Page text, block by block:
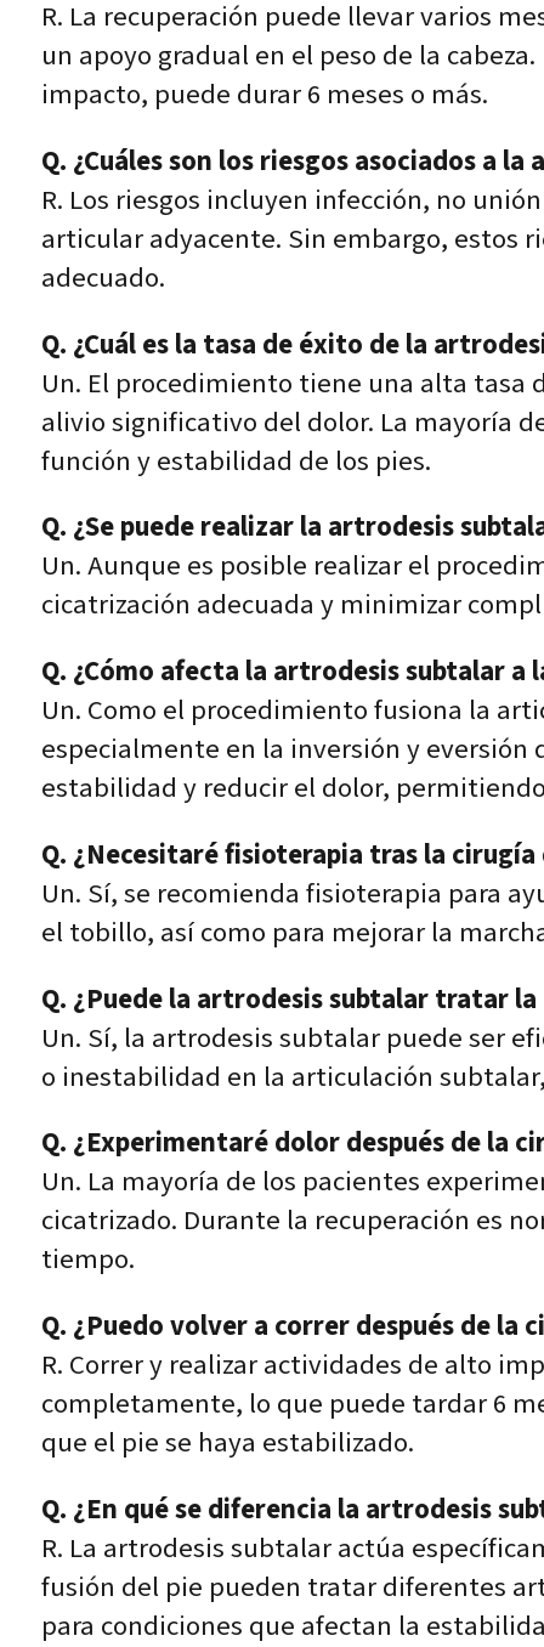
R. La recuperación puede llevar varios
un apoyo gradual en el peso de la
impacto, puede durar 6 meses o más.
Q. ¿Cuáles son los riesgos asociados a
R. Los riesgos incluyen infección, no
articular adyacente. Sin embargo, estos
adecuado.
Q. ¿Cuál es la tasa de éxito de la
Un. El procedimiento tiene una alta tasa
alivio significativo del dolor. La mayoría
función y estabilidad de los pies.
Q. ¿Se puede realizar la artrodesis
Un. Aunque es posible realizar el
cicatrización adecuada y minimizar
Q. ¿Cómo afecta la artrodesis subtalar a
Un. Como el procedimiento fusiona la
especialmente en la inversión y
estabilidad y reducir el dolor,
Q. ¿Necesitaré fisioterapia tras la
Un. Sí, se recomienda fisioterapia para
el tobillo, así como para mejorar la
Q. ¿Puede la artrodesis subtalar tratar
Un. Sí, la artrodesis subtalar puede ser
o inestabilidad en la articulación
Q. ¿Experimentaré dolor después de la
Un. La mayoría de los pacientes
cicatrizado. Durante la recuperación es
tiempo.
Q. ¿Puedo volver a correr después de la
R. Correr y realizar actividades de alto
completamente, lo que puede tardar 6
que el pie se haya estabilizado.
Q. ¿En qué se diferencia la artrodesis
R. La artrodesis subtalar actúa
fusión del pie pueden tratar diferentes
para condiciones que afectan la